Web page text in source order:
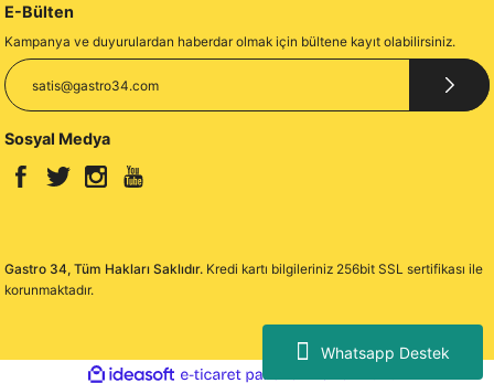
Whatsapp Destek
E-Bülten
Kampanya ve duyurulardan haberdar olmak için bültene kayıt olabilirsiniz.
Sosyal Medya
Gastro 34, Tüm Hakları Saklıdır. Kredi kartı bilgileriniz 256bit SSL sertifikası ile
korunmaktadır.
ideasoft